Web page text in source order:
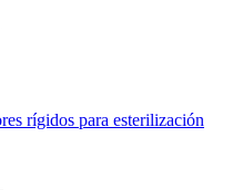
rígidos para esterilización